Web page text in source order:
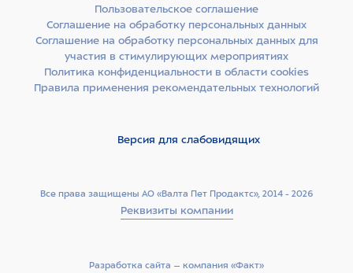
Все права защищены АО «Валта Пет Продактс», 2014 - 2026
Реквизиты компании
Пользовательское соглашение
Соглашение на обработку персональных данных
Соглашение на обработку персональных данных для
участия в стимулирующих мероприятиях
Политика конфиденциальности в области cookies
Правила применения рекомендательных технологий
Версия для слабовидящих
Разработка сайта –­ компания «Факт»